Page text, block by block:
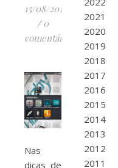
15/08/2012
/ 0
comentários
Nas
dicas de
2021
2020
2019
2018
2017
2016
2015
2014
2013
2012
2011